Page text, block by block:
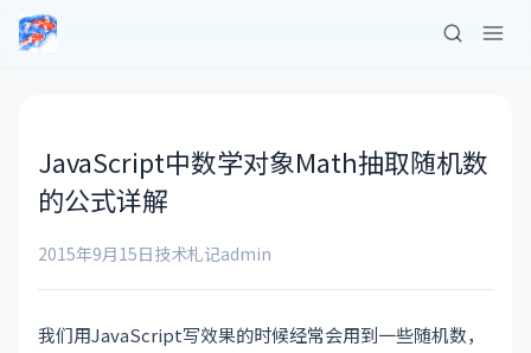
JavaScript中数学对象Math抽取随机数
的公式详解
2015年9月15日技术札记admin
我们用JavaScript写效果的时候经常会用到一些随机数，